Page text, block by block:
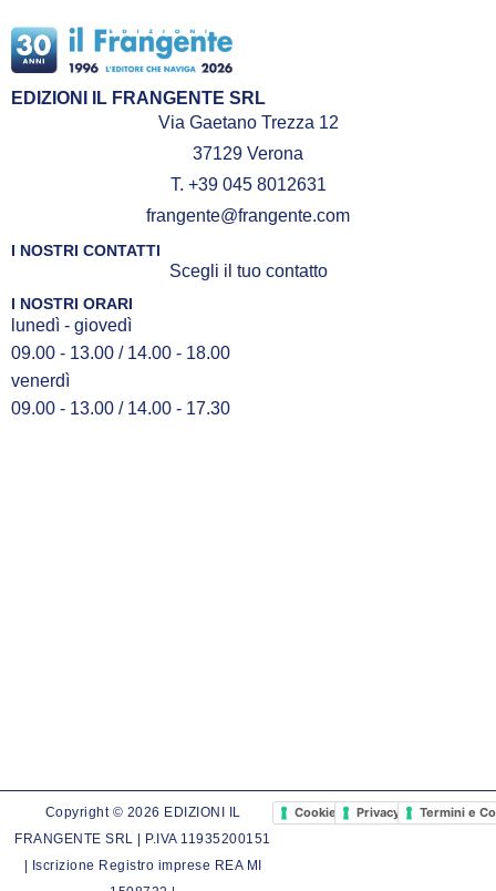
EDIZIONI IL FRANGENTE SRL
Via Gaetano Trezza 12
37129 Verona
T. +39 045 8012631
frangente@frangente.com
I NOSTRI CONTATTI
Scegli il tuo contatto
I NOSTRI ORARI
lunedì - giovedì
09.00 - 13.00 / 14.00 - 18.00
venerdì
09.00 - 13.00 / 14.00 - 17.30
Copyright © 2026 EDIZIONI IL
FRANGENTE SRL | P.IVA 11935200151
| Iscrizione Registro imprese REA MI
Cookie PolicyPrivacy PolicyTermini e